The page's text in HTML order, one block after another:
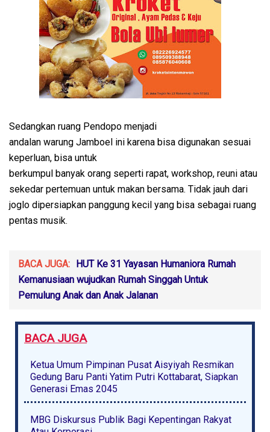
Sedangkan ruang Pendopo menjadi
andalan warung Jamboel ini karena bisa digunakan sesuai
keperluan, bisa untuk
berkumpul banyak orang seperti rapat, workshop, reuni atau
sekedar pertemuan untuk makan bersama. Tidak jauh dari
joglo dipersiapkan panggung kecil yang bisa sebagai ruang
pentas musik.
BACA JUGA:
HUT Ke 31 Yayasan Humaniora Rumah
Kemanusiaan wujudkan Rumah Singgah Untuk
Pemulung Anak dan Anak Jalanan
BACA JUGA
Ketua Umum Pimpinan Pusat Aisyiyah Resmikan
Gedung Baru Panti Yatim Putri Kottabarat, Siapkan
Generasi Emas 2045
MBG Diskursus Publik Bagi Kepentingan Rakyat